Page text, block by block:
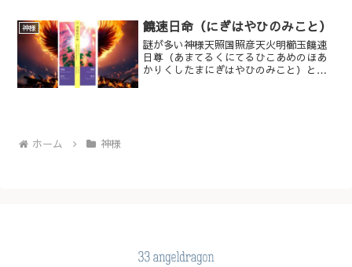
神様 饒速日命（にぎはやひのみこと）
謎が多い神様天照国照彦天火明櫛玉饒速
日尊（あまてるくにてるひこあめのほあ
かりくしたまにぎはやひのみこと）とい
ホーム
神様